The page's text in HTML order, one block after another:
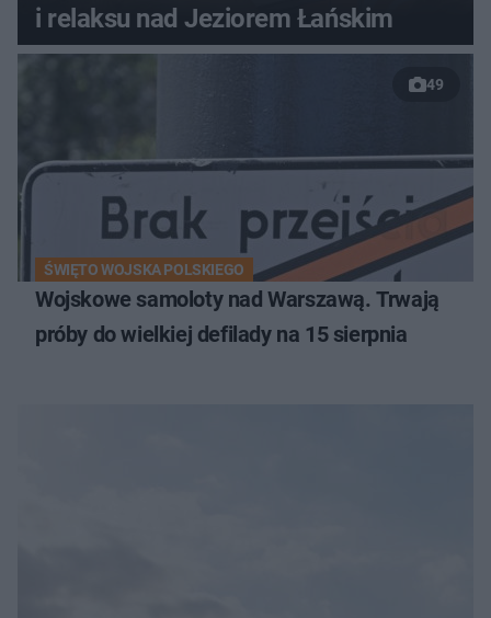
i relaksu nad Jeziorem Łańskim
49
ŚWIĘTO WOJSKA POLSKIEGO
Wojskowe samoloty nad Warszawą. Trwają
próby do wielkiej defilady na 15 sierpnia